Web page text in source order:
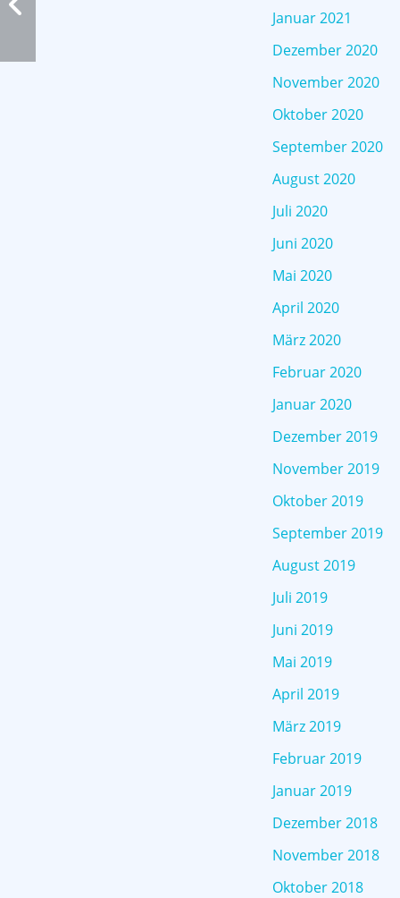
Januar 2021
Dezember 2020
November 2020
Oktober 2020
September 2020
August 2020
Juli 2020
Juni 2020
Mai 2020
April 2020
März 2020
Februar 2020
Januar 2020
Dezember 2019
November 2019
Oktober 2019
September 2019
August 2019
Juli 2019
Juni 2019
Mai 2019
April 2019
März 2019
Februar 2019
Januar 2019
Dezember 2018
November 2018
Oktober 2018